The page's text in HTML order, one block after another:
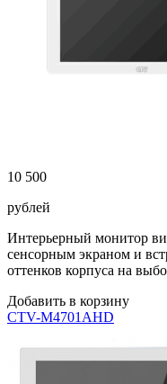
10 500
рублей
Интерьерный монитор
сенсорным экраном и
оттенков корпуса на
Добавить в корзину
CTV-M4701AHD